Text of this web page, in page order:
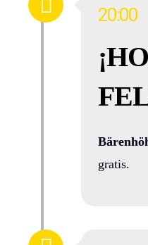
20:00
gratis.